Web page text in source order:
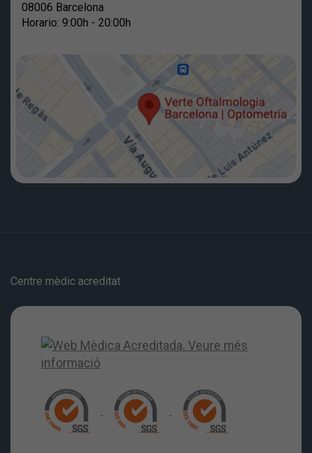
08006 Barcelona
Horario: 9:00h - 20:00h
Centre mèdic acreditat